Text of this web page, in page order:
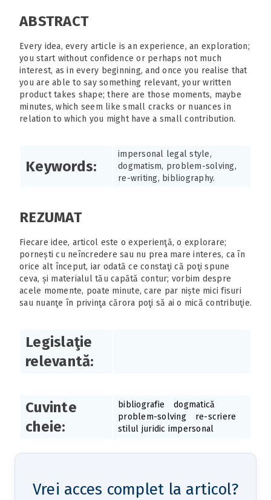
ABSTRACT
Every idea, every article is an experience, an exploration;
you start without confidence or perhaps not much
interest, as in every beginning, and once you realise that
you are able to say something relevant, your written
product takes shape; there are those moments, maybe
minutes, which seem like small cracks or nuances in
relation to which you might have a small contribution.
Keywords:
impersonal legal style,
dogmatism, problem-solving,
re-writing, bibliography.
REZUMAT
Fiecare idee, articol este o experienţă, o explorare;
pornești cu neîncredere sau nu prea mare interes, ca în
orice alt început, iar odată ce constaţi că poţi spune
ceva, și materialul tău capătă contur; vorbim despre
acele momente, poate minute, care par niște mici fisuri
sau nuanţe în privinţa cărora poţi să ai o mică contribuţie.
Legislaţie
relevantă:
Cuvinte
cheie:
bibliografie
dogmatică
problem-solving
re-scriere
stilul juridic impersonal
Vrei acces complet la articol?